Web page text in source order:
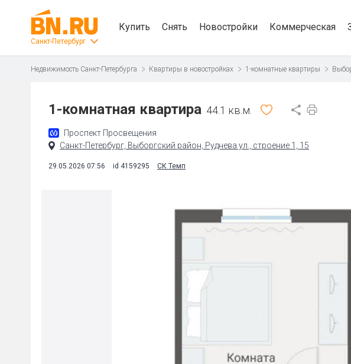
Санкт-Петербург
Купить Снять Новостройки Коммерческая
Недвижимость Санкт-Петербурга Квартиры в новостройках 1-комнатные квартиры
1-комнатная квартира 44.1 кв.м.
Проспект Просвещения
Санкт-Петербург, Выборгский район, Руднева ул., строение 1, 15
29.05.2026 07:56 id 4159295 СК Темп